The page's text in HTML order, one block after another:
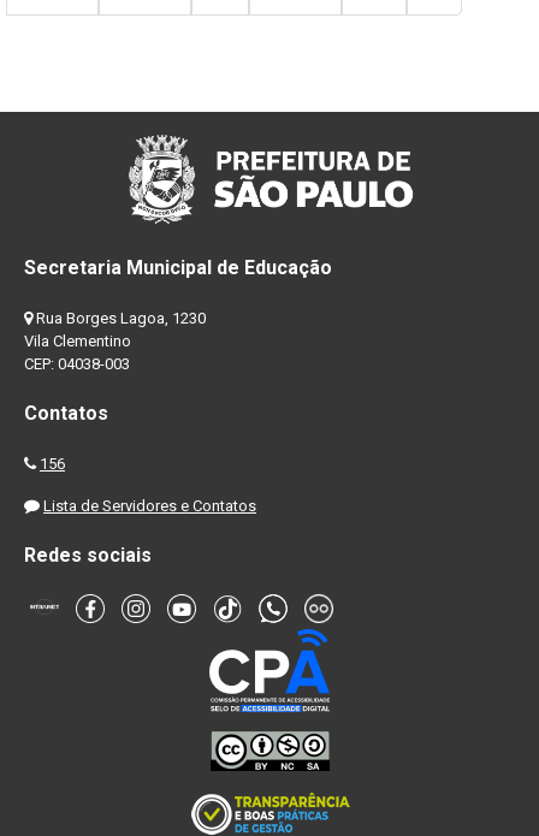
Secretaria Municipal de Educação
Rua Borges Lagoa, 1230
Vila Clementino
CEP: 04038-003
Contatos
156
Lista de Servidores e Contatos
Redes sociais